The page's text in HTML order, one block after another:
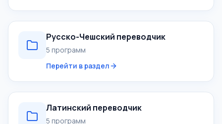
Русско-Чешский переводчик
5 программ
Перейти в раздел
Латинский переводчик
5 программ